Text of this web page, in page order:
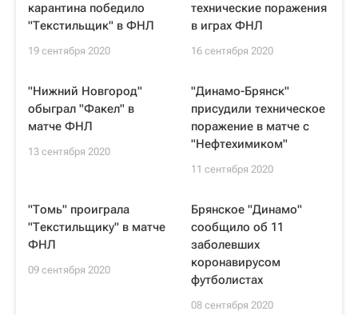
карантина победило
"Текстильщик" в ФНЛ
19 сентября 2020
технические поражения
в играх ФНЛ
16 сентября 2020
"Нижний Новгород"
обыграл "Факел" в
матче ФНЛ
13 сентября 2020
"Динамо-Брянск"
присудили техническое
поражение в матче с
"Нефтехимиком"
11 сентября 2020
"Томь" проиграла
"Текстильщику" в матче
ФНЛ
09 сентября 2020
Брянское "Динамо"
сообщило об 11
заболевших
коронавирусом
футболистах
08 сентября 2020